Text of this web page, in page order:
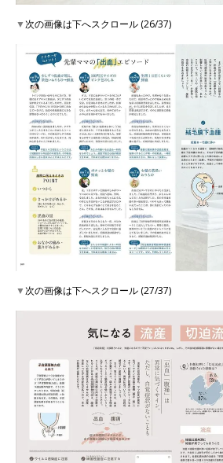
▼次の画像は下へスクロール (26/37)
▼次の画像は下へスクロール (27/37)